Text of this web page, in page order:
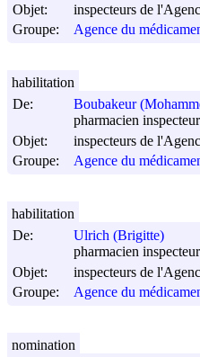
Objet:
inspecteurs de
Groupe:
Agence du
De:
Boubakeur
pharmacien
Objet:
inspecteurs de
Groupe:
Agence du
habilitation
De:
Ulrich (Brigitte)
pharmacien
Objet:
inspecteurs de
Groupe:
Agence du
habilitation
nomination